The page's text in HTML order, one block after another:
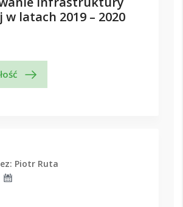
w latach 2019 – 2020
Piotr Ruta